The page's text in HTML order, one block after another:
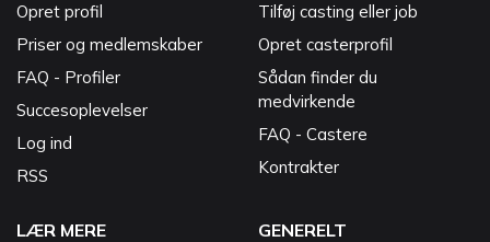
Opret profil
Priser og medlemskaber
FAQ - Profiler
Succesoplevelser
Log ind
RSS
Tilføj casting eller job
Opret casterprofil
Sådan finder du
medvirkende
FAQ - Castere
Kontrakter
LÆR MERE GENERELT